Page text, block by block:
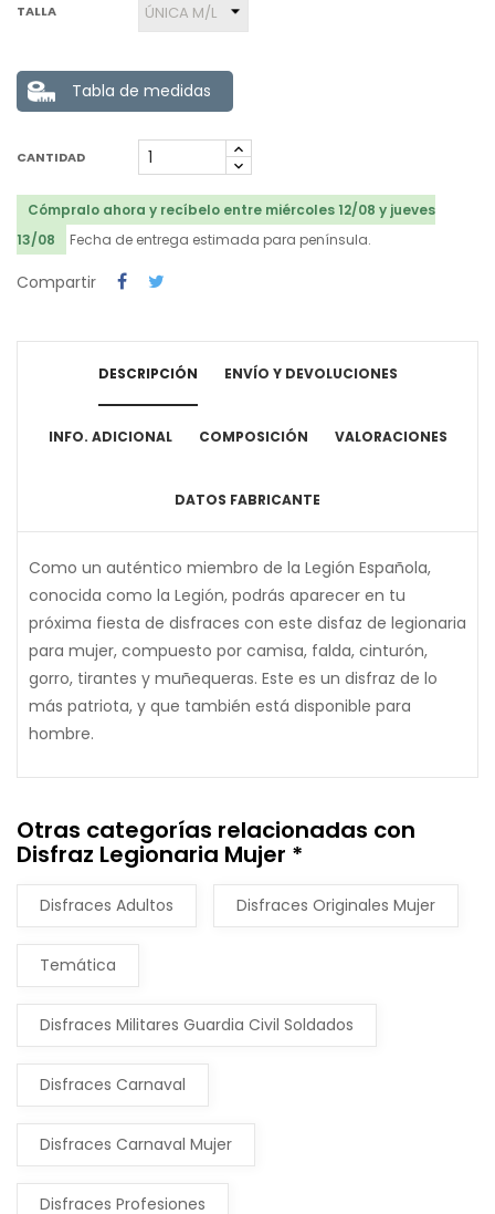
TALLA
Tabla de medidas
CANTIDAD
Cómpralo ahora y recíbelo entre miércoles 12/08 y jueves
13/08
Fecha de entrega estimada para península.
Compartir
DESCRIPCIÓN ENVÍO Y DEVOLUCIONES
INFO. ADICIONAL COMPOSICIÓN VALORACIONES
DATOS FABRICANTE
Como un auténtico miembro de la Legión Española,
conocida como la Legión, podrás aparecer en tu
próxima fiesta de disfraces con este disfaz de legionaria
para mujer, compuesto por camisa, falda, cinturón,
gorro, tirantes y muñequeras. Este es un disfraz de lo
más patriota, y que también está disponible para
hombre.
Otras categorías relacionadas con
Disfraz Legionaria Mujer *
Disfraces Adultos Disfraces Originales Mujer
Temática
Disfraces Militares Guardia Civil Soldados
Disfraces Carnaval
Disfraces Carnaval Mujer
Disfraces Profesiones